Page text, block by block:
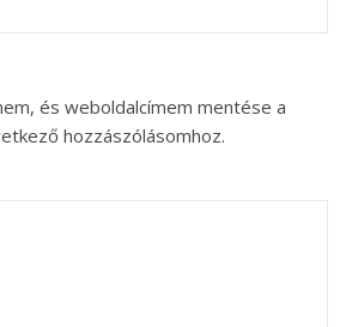
és weboldalcímem mentése a
hozzászólásomhoz.